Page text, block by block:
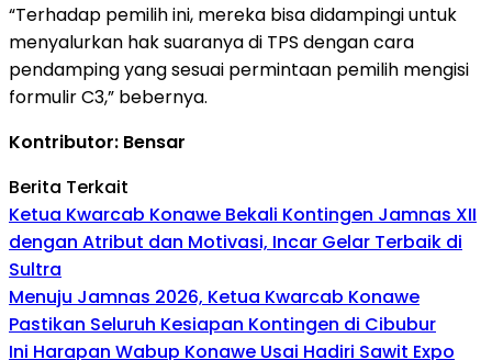
“Terhadap pemilih ini, mereka bisa didampingi untuk
menyalurkan hak suaranya di TPS dengan cara
pendamping yang sesuai permintaan pemilih mengisi
formulir C3,” bebernya.
Kontributor: Bensar
Berita Terkait
Ketua Kwarcab Konawe Bekali Kontingen Jamnas XII
dengan Atribut dan Motivasi, Incar Gelar Terbaik di
Sultra
Menuju Jamnas 2026, Ketua Kwarcab Konawe
Pastikan Seluruh Kesiapan Kontingen di Cibubur
Ini Harapan Wabup Konawe Usai Hadiri Sawit Expo